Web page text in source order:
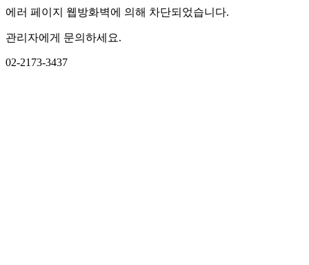
에러 페이지 웹방화벽에 의해 차단되었습니다.
관리자에게 문의하세요.
02-2173-3437